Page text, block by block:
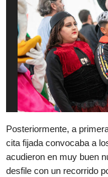
Posteriormente, a
cita fijada convocaba a
acudieron en muy buen
desfile con un recorrido